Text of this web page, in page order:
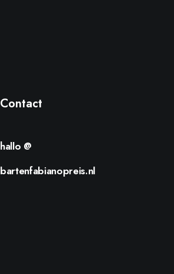
Contact
hallo @
bartenfabianopreis.nl